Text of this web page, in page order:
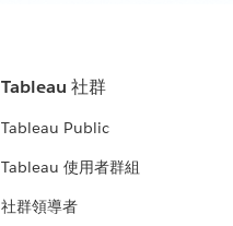
Tableau 社群
Tableau Public
Tableau 使用者群組
社群領導者